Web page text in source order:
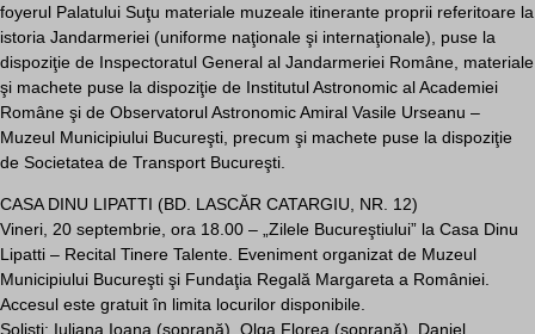
foyerul Palatului Suţu materiale muzeale itinerante proprii referitoare la
istoria Jandarmeriei (uniforme naţionale şi internaţionale), puse la
dispoziţie de Inspectoratul General al Jandarmeriei Române, materiale
şi machete puse la dispoziţie de Institutul Astronomic al Academiei
Române şi de Observatorul Astronomic Amiral Vasile Urseanu –
Muzeul Municipiului Bucureşti, precum şi machete puse la dispoziţie
de Societatea de Transport Bucureşti.
CASA DINU LIPATTI (BD. LASCĂR CATARGIU, NR. 12)
Vineri, 20 septembrie, ora 18.00 – „Zilele Bucureştiului” la Casa Dinu
Lipatti – Recital Tinere Talente. Eveniment organizat de Muzeul
Municipiului Bucureşti şi Fundaţia Regală Margareta a României.
Accesul este gratuit în limita locurilor disponibile.
Solişti: Iuliana Ioana (soprană), Olga Florea (soprană), Daniel